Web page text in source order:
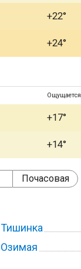
+22°
+24°
Ощущается
+17°
+14°
Почасовая
Тишинка
Озимая